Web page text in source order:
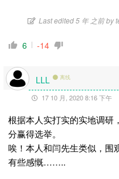
Last edited 5 年 之前 by
6 -14
LLL 离线
17 10 月, 2020 8:16 下午
根据本人实打实的实地调研
分赢得选举。
唉！本人和闫先生类似，围
有些感慨……..